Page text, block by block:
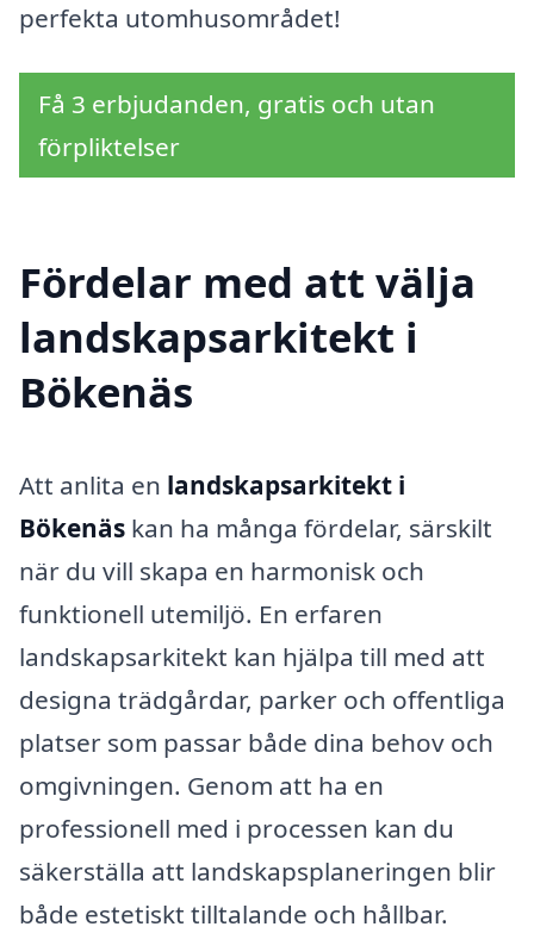
perfekta utomhusområdet!
Få 3 erbjudanden, gratis och utan
förpliktelser
Fördelar med att välja
landskapsarkitekt i
Bökenäs
Att anlita en landskapsarkitekt i
Bökenäs kan ha många fördelar, särskilt
när du vill skapa en harmonisk och
funktionell utemiljö. En erfaren
landskapsarkitekt kan hjälpa till med att
designa trädgårdar, parker och offentliga
platser som passar både dina behov och
omgivningen. Genom att ha en
professionell med i processen kan du
säkerställa att landskapsplaneringen blir
både estetiskt tilltalande och hållbar.